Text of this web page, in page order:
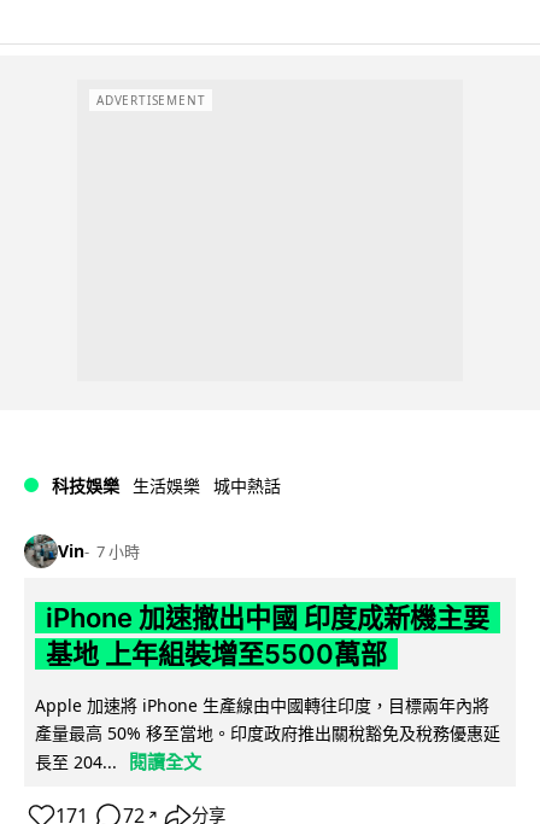
ADVERTISEMENT
科技娛樂 生活娛樂 城中熱話
Vin 7 小時
iPhone 加速撤出中國 印度成新機主要
基地 上年組裝增至5500萬部
Apple 加速將 iPhone 生產線由中國轉往印度，目標兩年內將
產量最高 50% 移至當地。印度政府推出關稅豁免及稅務優惠延
長至 204...
閱讀全文
171 72 ↗ 分享